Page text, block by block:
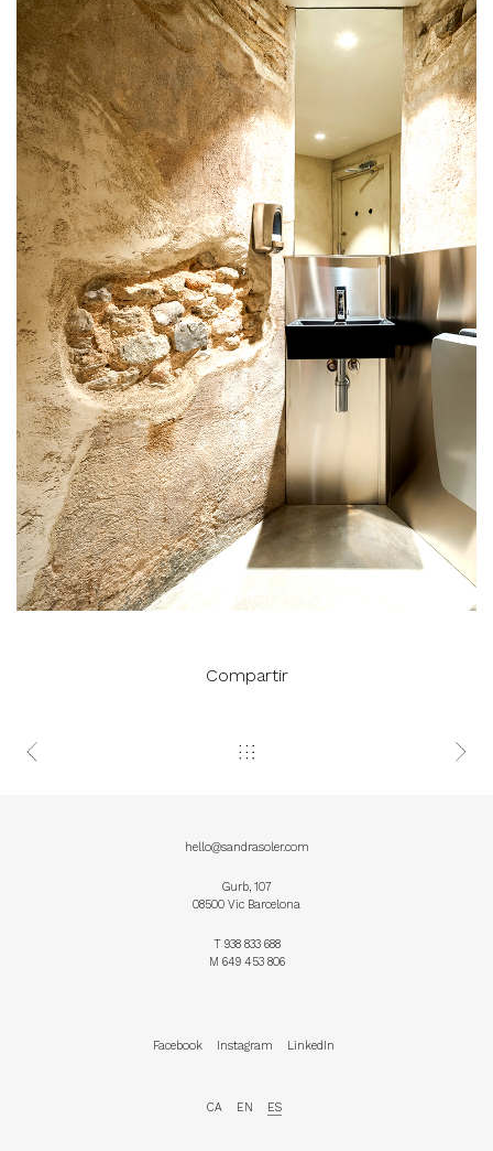
Compartir
hello@sandrasoler.com
Gurb, 107
08500 Vic Barcelona
T 938 833 688
M 649 453 806
Facebook Instagram LinkedIn
CA EN ES